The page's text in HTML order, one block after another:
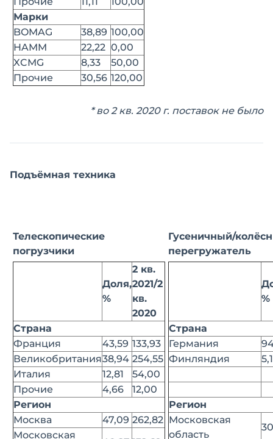
Марки
BOMAG
38,89 100,00
HAMM
22,22 0,00
XCMG
8,33
50,00
Прочие
30,56 120,00
* во 2 кв. 2020 г. поставок не было
Подъёмная техника
Телескопические
погрузчики
Гусеничный/
перегружатель
Доля,
%
2 кв.
2021/2
кв.
2020
Страна
Франция
43,59 133,93
Великобритания38,94 254,55
Италия
12,81
54,00
Прочие
4,66
12,00
Регион
Москва
47,09 262,82
Московская
%
Страна
Германия
Финляндия
Регион
Московская
область